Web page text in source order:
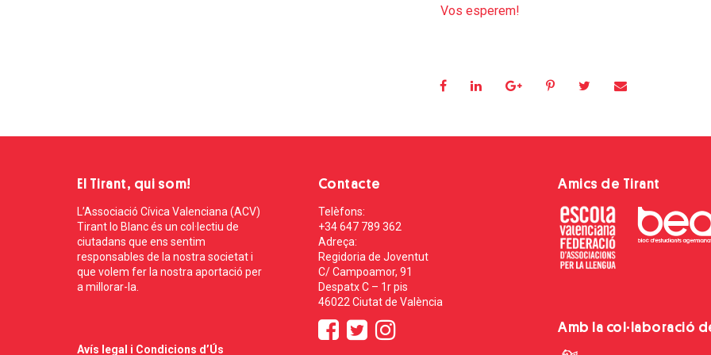
Vos esperem!
El Tirant, qui som!
L’Associació Cívica Valenciana (ACV)
Tirant lo Blanc és un col·lectiu de
ciutadans que ens sentim
responsables de la nostra societat i
que volem fer la nostra aportació per
a millorar-la.
Avís legal i Condicions d’Ús
Contacte
Telèfons:
+34 647 789 362
Adreça:
Regidoria de Joventut
C/ Campoamor, 91
Despatx C – 1r pis
46022 Ciutat de València
Amics de Tirant
Amb la col·laboració